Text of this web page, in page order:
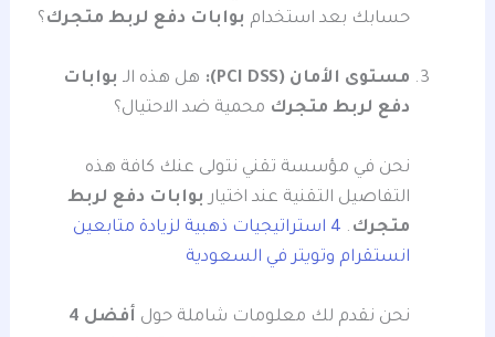
حسابك بعد استخدام بوابات دفع لربط متجرك ؟
مستوى الأمان (PCI DSS): هل هذه الـ بوابات
دفع لربط متجرك محمية ضد الاحتيال؟
نحن في مؤسسة تقني نتولى عنك كافة هذه
التفاصيل التقنية عند اختيار بوابات دفع لربط
متجرك .
4 استراتيجيات ذهبية لزيادة متابعين
انستقرام وتويتر في السعودية
نحن نقدم لك معلومات شاملة حول
أفضل 4